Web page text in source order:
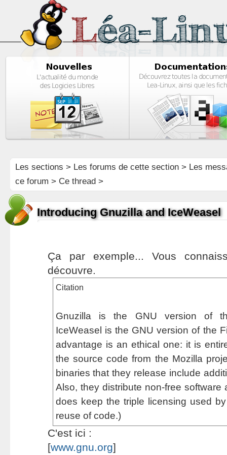
Les sections > Les forums de cette section> Les
ce forum > Ce thread >
Introducing Gnuzilla and IceWeasel
Ça par exemple... Vous
découvre.
Citation
Gnuzilla is the GNU version of
IceWeasel is the GNU version of the
advantage is an ethical one: it is
the source code from the Mozilla
binaries that they release include
Also, they distribute non-free software
does keep the triple licensing used
reuse of code.)
C'est ici :
[www.gnu.org]